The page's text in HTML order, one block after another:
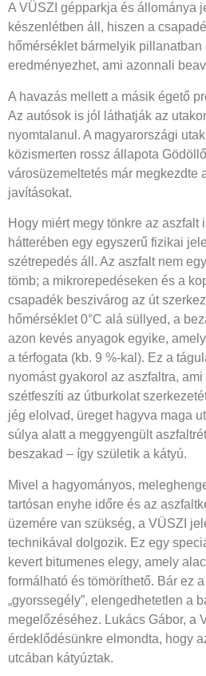
A VÜSZI gépparkja és állománya
készenlétben áll, hiszen a
hőmérséklet bármelyik
eredményezhet, ami azonnali
A havazás mellett a másik égető
Az autósok is jól láthatják az
nyomtalanul. A magyarországi
közismerten rossz állapota
városüzemeltetés már megkezdte
javításokat.
Hogy miért megy tönkre az aszfalt
hátterében egy egyszerű fizikai
szétrepedés áll. Az aszfalt nem
tömb; a mikrorepedéseken és a
csapadék beszivárog az út
hőmérséklet 0°C alá süllyed, a
azon kevés anyagok egyike,
a térfogata (kb. 9 %-kal). Ez a
nyomást gyakorol az aszfaltra,
szétfeszíti az útburkolat
jég elolvad, üreget hagyva maga
súlya alatt a meggyengült
beszakad – így születik a kátyú.
Mivel a hagyományos,
tartósan enyhe időre és az
üzemére van szükség, a VÜSZI
technikával dolgozik. Ez egy
kevert bitumenes elegy, amely
formálható és tömöríthető. Bár ez
„gyorssegély”, elengedhetetlen a
megelőzéséhez. Lukács Gábor, a
érdeklődésünkre elmondta, hogy
utcában kátyúztak.